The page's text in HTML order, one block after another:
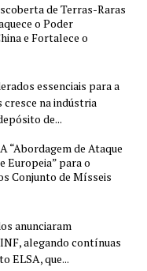
de Terras-Raras
o Poder
e Fortalece o
essenciais para a
cresce na indústria
de...
“Abordagem de Ataque
Europeia” para o
Conjunto de Mísseis
anunciaram
alegando contínuas
ELSA, que...